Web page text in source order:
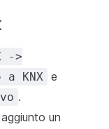
->
KNX e
.
un